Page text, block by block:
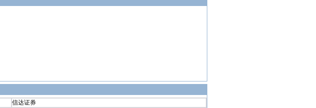
信达证券